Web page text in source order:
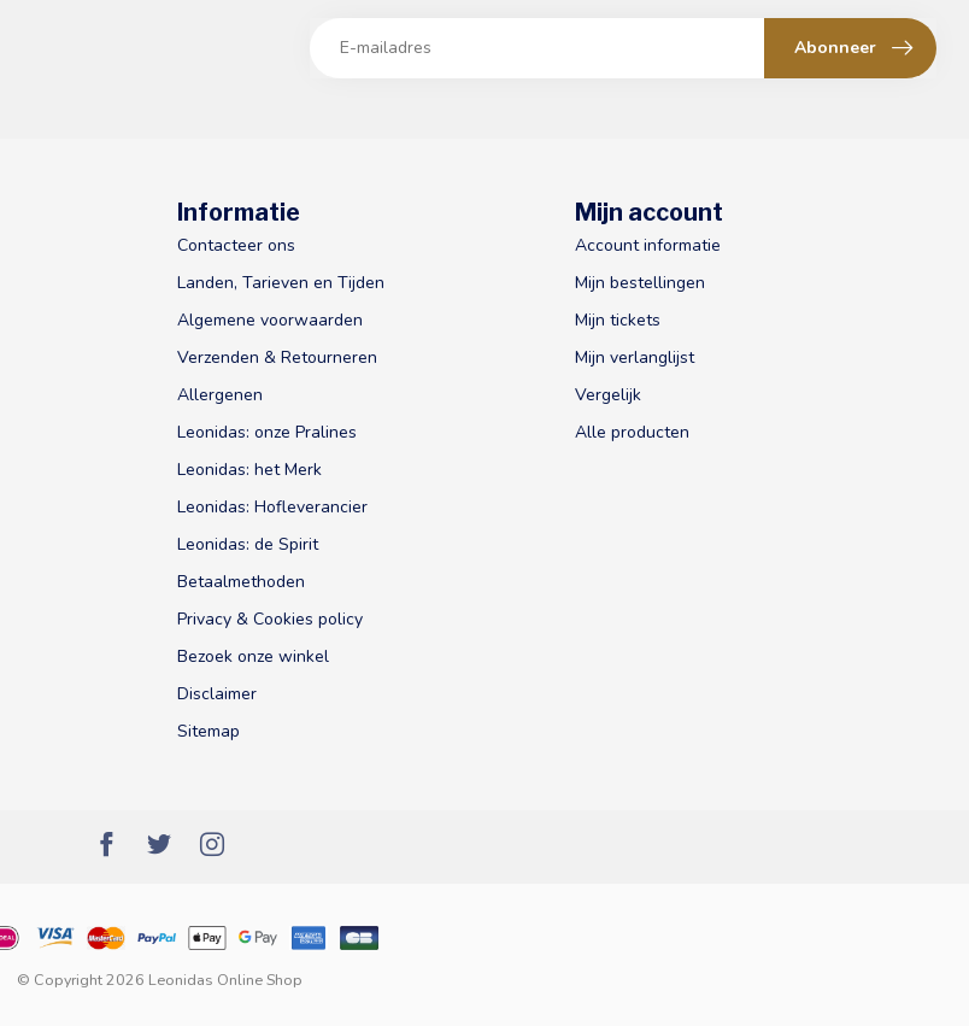
Abonneer
Informatie
Contacteer ons
Landen, Tarieven en Tijden
Algemene voorwaarden
Verzenden & Retourneren
Allergenen
Leonidas: onze Pralines
Leonidas: het Merk
Leonidas: Hofleverancier
Leonidas: de Spirit
Betaalmethoden
Privacy & Cookies policy
Bezoek onze winkel
Disclaimer
Sitemap
Mijn account
Account informatie
Mijn bestellingen
Mijn tickets
Mijn verlanglijst
Vergelijk
Alle producten
© Copyright 2026 Leonidas Online Shop